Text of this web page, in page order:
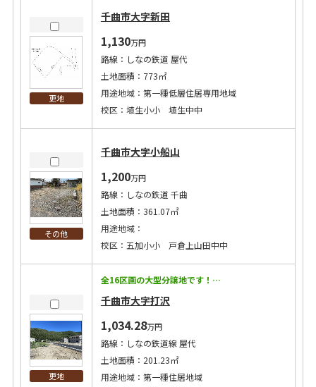
更地
千曲市大字新田
1,130万円
路線：しなの鉄道 屋代
土地面積：773㎡
用途地域：第一種低層住居専用地域
校区：埴生小小 埴生中中
その他
千曲市大字小船山
1,200万円
路線：しなの鉄道 千曲
土地面積：361.07㎡
用途地域：
校区：五加小小 戸倉上山田中中
更地
全16区画の大型分譲地です！周辺にはスーパー・ドラッグストア等あり！
千曲市大字打沢
1,034.28万円
路線：しなの鉄道線 屋代
土地面積：201.23㎡
用途地域：第一種住居地域